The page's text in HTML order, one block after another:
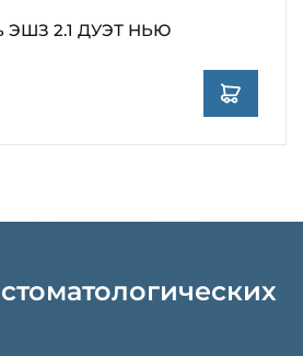
ЭШЗ 2.1 ДУЭТ НЬЮ